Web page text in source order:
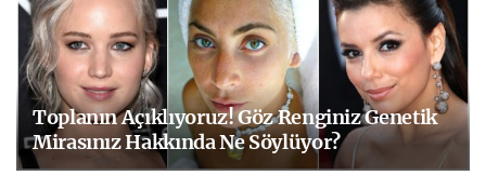
Toplanın Açıklıyoruz! Göz Renginiz Genetik
Mirasınız Hakkında Ne Söylüyor?